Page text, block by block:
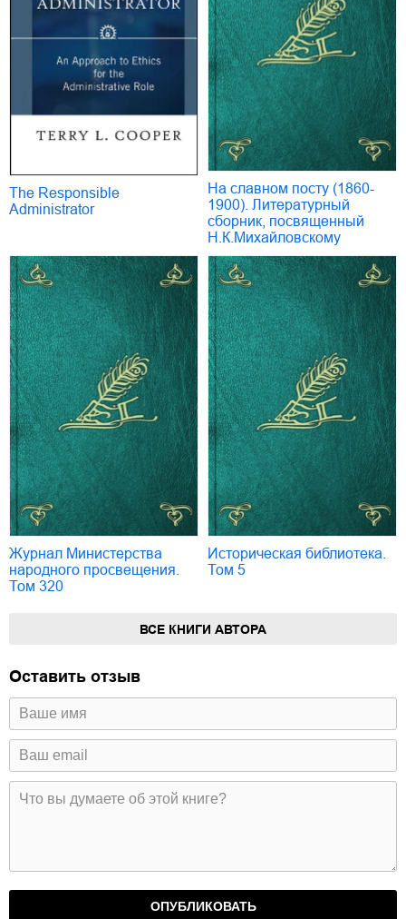
The Responsible
Administrator
На славном посту (1860-
1900). Литературный
сборник, посвященный
Н.К.Михайловскому
Журнал Министерства
народного просвещения.
Том 320
Историческая библиотека.
Том 5
ВСЕ КНИГИ АВТОРА
Оставить отзыв